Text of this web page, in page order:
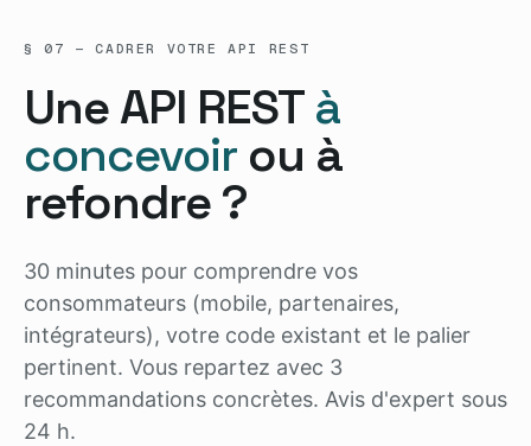
§ 07 — CADRER VOTRE API REST
Une API RESTà
concevoir ou à
refondre ?
30 minutes pour comprendre vos
consommateurs (mobile, partenaires,
intégrateurs), votre code existant et le palier
pertinent. Vous repartez avec 3
recommandations concrètes. Avis d'expert sous
24 h.